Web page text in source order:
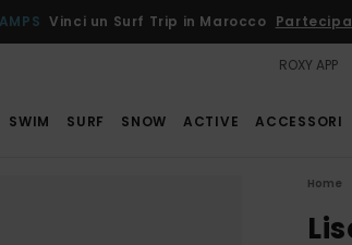
Vinci un Surf Trip in Marocco
ROXY APP
SWIM SURF SNOW ACTIVE ACCESSORI
Home